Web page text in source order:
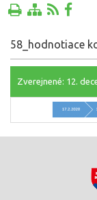
58_hodnotiace
Zverejnené: 12.